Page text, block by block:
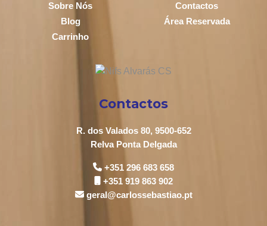
Sobre Nós
Contactos
Blog
Área Reservada
Carrinho
Contactos
R. dos Valados 80, 9500-652
Relva Ponta Delgada
+351 296 683 658
+351 919 863 902
geral@carlossebastiao.pt